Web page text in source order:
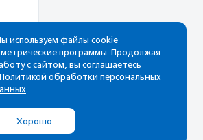
Рассылка
Cамые свежие новости,
почтовом ящике
используем файлы cookie
программы. Продолжая
с сайтом, вы соглашаетесь
Политикой обработки персональных
Хорошо